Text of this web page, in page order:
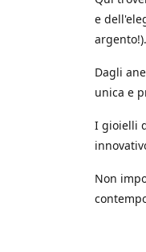
e
argento!).
Dagli
unica e
I gioielli
Non